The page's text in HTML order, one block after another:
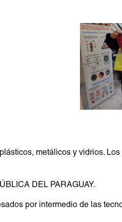
metálicos y vidrios.
DEL PARAGUAY.
por intermedio de las